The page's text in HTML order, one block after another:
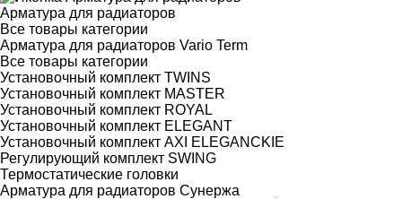
Арматура для радиаторов
Все товары категории
Арматура для радиаторов Vario Term
Все товары категории
Установочный комплект TWINS
Установочный комплект MASTER
Установочный комплект ROYAL
Установочный комплект ELEGANT
Установочный комплект AXI ELEGANCKIE
Регулирующий комплект SWING
Термостатические головки
Арматура для радиаторов Сунержа